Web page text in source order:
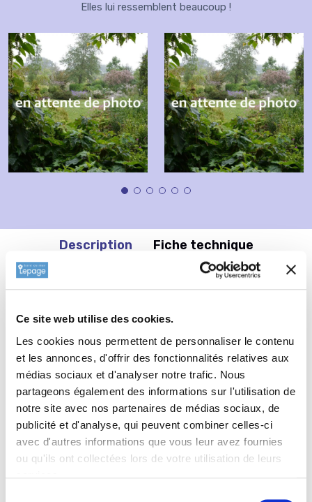
Ce site web utilise des cookies.
Les cookies nous permettent de personnaliser le contenu
et les annonces, d'offrir des fonctionnalités relatives aux
médias sociaux et d'analyser notre trafic. Nous
partageons également des informations sur l'utilisation de
notre site avec nos partenaires de médias sociaux, de
publicité et d'analyse, qui peuvent combiner celles-ci
avec d'autres informations que vous leur avez fournies
ou qu'ils ont collectées lors de votre utilisation de leurs
Elles lui ressemblent beaucoup !
Description Fiche technique
Informations complémentaires
'Evening Attire'
tout type de sol.